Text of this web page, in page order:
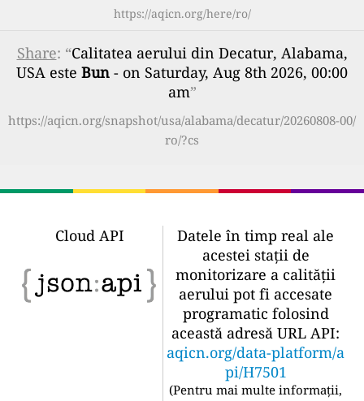
https://aqicn.org/here/ro/
Share: “Calitatea aerului din Decatur, Alabama,
USA este Bun - on Saturday, Aug 8th 2026, 00:00
am”
https://aqicn.org/snapshot/usa/alabama/decatur/20260808-00/
ro/?cs
Cloud API
Datele în timp real ale
acestei stații de
monitorizare a calității
aerului pot fi accesate
programatic folosind
această adresă URL API:
aqicn.org/data-platform/a
pi/H7501
(Pentru mai multe informații,